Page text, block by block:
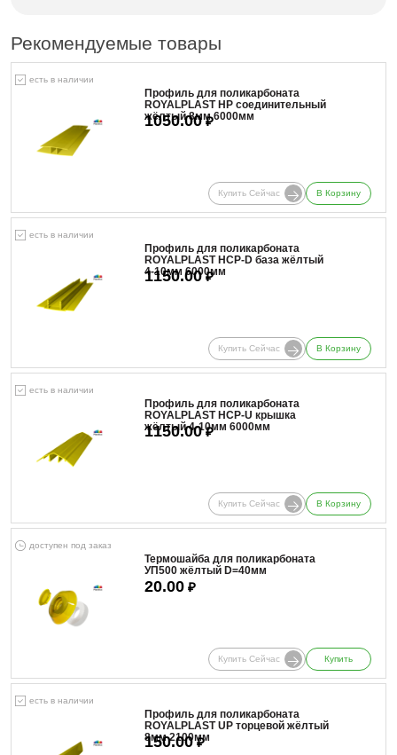
Рекомендуемые товары
есть в наличии
Профиль для поликарбоната
ROYALPLAST HP соединительный
жёлтый 8мм 6000мм
1050.00₽
Купить Сейчас В Корзину
есть в наличии
Профиль для поликарбоната
ROYALPLAST HCP-D база жёлтый
4-10мм 6000мм
1150.00₽
Купить Сейчас В Корзину
есть в наличии
Профиль для поликарбоната
ROYALPLAST HCP-U крышка
жёлтый 4-10мм 6000мм
1150.00₽
Купить Сейчас В Корзину
доступен под заказ
Термошайба для поликарбоната
УП500 жёлтый D=40мм
20.00 ₽
Купить Сейчас Купить
есть в наличии
Профиль для поликарбоната
ROYALPLAST UP торцевой жёлтый
8мм 2100мм
150.00₽